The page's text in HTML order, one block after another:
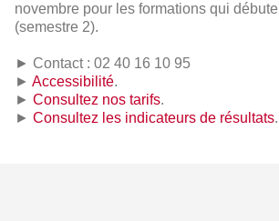
novembre pour les formations qui
(semestre 2).
► Contact : 02 40 16 10 95
► Accessibilité.
► Consultez nos tarifs.
► Consultez les indicateurs de résultats.